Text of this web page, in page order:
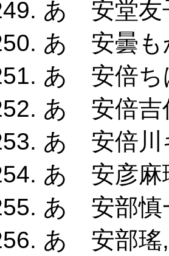
あ 安堂友
あ 安曇も
あ 安倍ち
あ 安倍吉
あ 安倍川
あ 安彦麻
あ 安部慎
あ 安部瑤